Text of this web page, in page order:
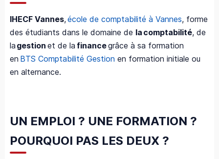
IHECF Vannes,école de comptabilité à Vannes, forme
des étudiants dans le domaine de la comptabilité, de
la gestion et de la financegrâce à sa formation
en BTS Comptabilité Gestion en formation initiale ou
en alternance.
UN EMPLOI ? UNE FORMATION ?
POURQUOI PAS LES DEUX ?